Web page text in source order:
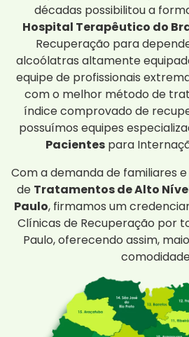
décadas possibilitou a
Hospital Terapêutico do
Recuperação para
alcoólatras altamente
equipe de profissionais
com o melhor método de
índice comprovado de
possuímos equipes
Pacientes para
Com a demanda de familiares
de Tratamentos de Alto
Paulo, firmamos um
Clínicas de Recuperação por
Paulo, oferecendo assim,